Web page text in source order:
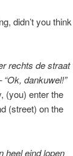
didn’t you think
rechts de straat
dankuwel!”
(you) enter the
(street) on the
heel eind lopen